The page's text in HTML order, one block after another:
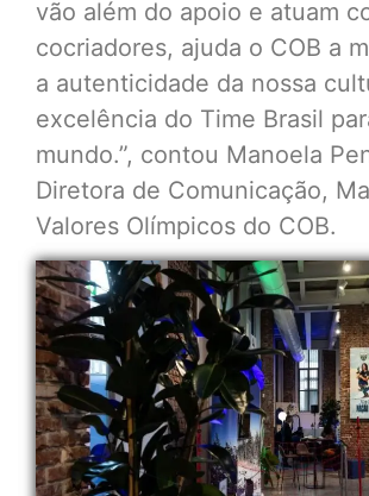
vão além do apoio e atuam
cocriadores, ajuda o COB a
a autenticidade da nossa
excelência do Time Brasil
mundo.”, contou Manoela
Diretora de Comunicação,
Valores Olímpicos do COB.